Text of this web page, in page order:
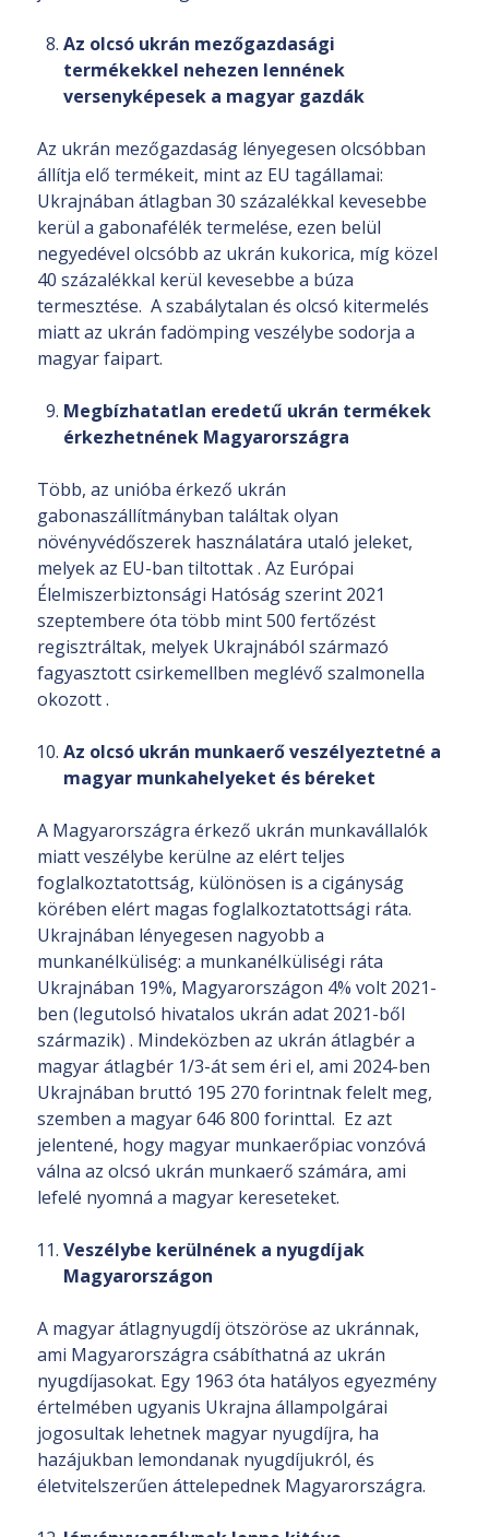
Az olcsó ukrán mezőgazdasági
termékekkel nehezen lennének
versenyképesek a magyar gazdák
Az ukrán mezőgazdaság lényegesen olcsóbban
állítja elő termékeit, mint az EU tagállamai:
Ukrajnában átlagban 30 százalékkal kevesebbe
kerül a gabonafélék termelése, ezen belül
negyedével olcsóbb az ukrán kukorica, míg közel
40 százalékkal kerül kevesebbe a búza
termesztése. A szabálytalan és olcsó kitermelés
miatt az ukrán fadömping veszélybe sodorja a
magyar faipart.
Megbízhatatlan eredetű ukrán termékek
érkezhetnének Magyarországra
Több, az unióba érkező ukrán
gabonaszállítmányban találtak olyan
növényvédőszerek használatára utaló jeleket,
melyek az EU-ban tiltottak . Az Európai
Élelmiszerbiztonsági Hatóság szerint 2021
szeptembere óta több mint 500 fertőzést
regisztráltak, melyek Ukrajnából származó
fagyasztott csirkemellben meglévő szalmonella
okozott .
Az olcsó ukrán munkaerő veszélyeztetné a
magyar munkahelyeket és béreket
A Magyarországra érkező ukrán munkavállalók
miatt veszélybe kerülne az elért teljes
foglalkoztatottság, különösen is a cigányság
körében elért magas foglalkoztatottsági ráta.
Ukrajnában lényegesen nagyobb a
munkanélküliség: a munkanélküliségi ráta
Ukrajnában 19%, Magyarországon 4% volt 2021-
ben (legutolsó hivatalos ukrán adat 2021-ből
származik) . Mindeközben az ukrán átlagbér a
magyar átlagbér 1/3-át sem éri el, ami 2024-ben
Ukrajnában bruttó 195 270 forintnak felelt meg,
szemben a magyar 646 800 forinttal. Ez azt
jelentené, hogy magyar munkaerőpiac vonzóvá
válna az olcsó ukrán munkaerő számára, ami
lefelé nyomná a magyar kereseteket.
Veszélybe kerülnének a nyugdíjak
Magyarországon
A magyar átlagnyugdíj ötszöröse az ukránnak,
ami Magyarországra csábíthatná az ukrán
nyugdíjasokat. Egy 1963 óta hatályos egyezmény
értelmében ugyanis Ukrajna állampolgárai
jogosultak lehetnek magyar nyugdíjra, ha
hazájukban lemondanak nyugdíjukról, és
életvitelszerűen áttelepednek Magyarországra.